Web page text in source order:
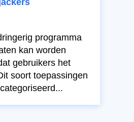
programma
kan worden
gebruikers het
soort toepassingen